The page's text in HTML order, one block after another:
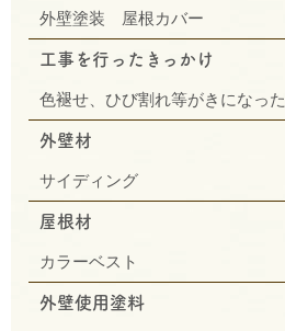
外壁塗装 屋根カバー
工事を行ったきっかけ
色褪せ、ひび割れ等がきになっ
外壁材
サイディング
屋根材
カラーベスト
外壁使用塗料